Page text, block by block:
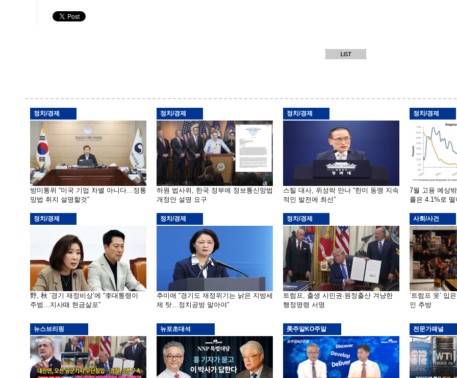
정치/경제
방미통위 “미국 기업 차별 아니다…정통
망법 취지 설명할것”
정치/경제
하원 법사위, 한국 정부에 정보통신망법
개정안 설명 요구
정치/경제
스틸 대사, 위성락 만나 “한미 동맹 지속
적인 발전에 최선”
정치/경제
7월 고용 예상
률은 4.1%로 떨
정치/경제
野, 秋 ‘경기 재정비상’에 “李대통령이
주범…지사때 현금살포”
정치/경제
추미애 “경기도 재정위기는 낡은 지방세
제 탓…정치공방 말아야”
정치/경제
트럼프, 출생 시민권·원정출산 겨냥한
행정명령 서명
사회/사건
‘트럼프 옷’ 입
인 추방
뉴스브리핑 뉴포초대석 美주알KO주알 전문가패널